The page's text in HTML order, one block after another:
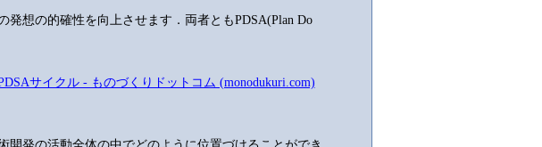
想の的確性を向上させます．両者ともPDSA(Plan Do
サイクル - ものづくりドットコム (monodukuri.com)